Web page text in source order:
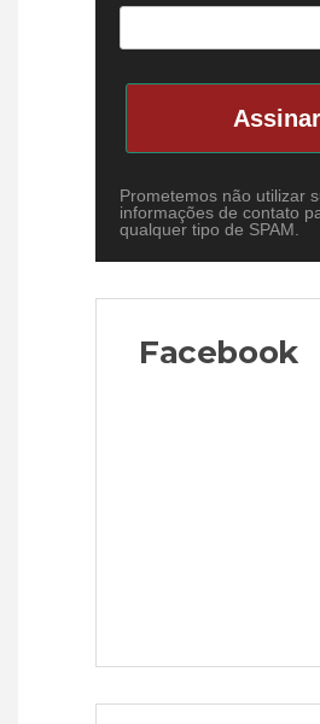
Assinar
Prometemos não utilizar
informações de contato
qualquer tipo de SPAM.
Facebook